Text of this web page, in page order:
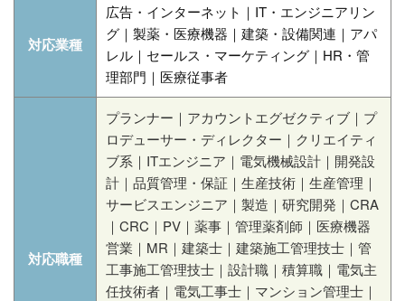
対応業種
広告・インターネット｜IT・エンジニアリン
グ｜製薬・医療機器｜建築・設備関連｜アパ
レル｜セールス・マーケティング｜HR・管
理部門｜医療従事者
対応職種
プランナー｜アカウントエグゼクティブ｜プ
ロデューサー・ディレクター｜クリエイティ
ブ系｜ITエンジニア｜電気機械設計｜開発設
計｜品質管理・保証｜生産技術｜生産管理｜
サービスエンジニア｜製造｜研究開発｜CRA
｜CRC｜PV｜薬事｜管理薬剤師｜医療機器
営業｜MR｜建築士｜建築施工管理技士｜管
工事施工管理技士｜設計職｜積算職｜電気主
任技術者｜電気工事士｜マンション管理士｜